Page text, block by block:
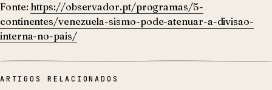
Fonte: https://observador.pt/programas/5-
continentes/venezuela-sismo-pode-atenuar-a-divisao-
interna-no-pais/
ARTIGOS RELACIONADOS